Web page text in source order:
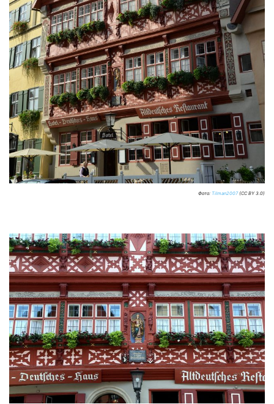
Фото: Tilman2007(CC BY 3.0)